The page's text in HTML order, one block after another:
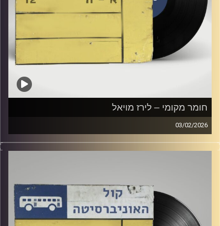
חומר מקומי – לירז מויאל
03/02/2026
שעה של מוזיקה ישראלית עם לירז מויאל